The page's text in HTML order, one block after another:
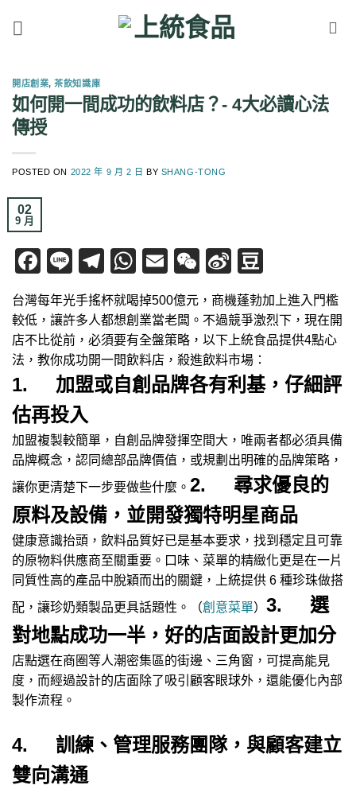
開店創業,茶飲知識庫
如何開一間成功的飲料店？- 4大必讀心法
傳授
POSTED ON 2022 年 9 月 2 日 BY SHANG-TONG
02
9 月
Facebook
LineTelegram
WhatsApp
EmailWeChat
Sina
Weibo
台灣每年光手搖杯就喝掉500億元，商機蓬勃加上進入門檻
較低，讓許多人都想創業當老闆。不過競爭激烈下，現在開
店不比從前，必須要有全盤策略，以下上統食品提供4點心
法，教你成功開一間飲料店，殺進飲料市場：
1. 加盟或自創品牌各有利基，仔細評
估再投入
加盟複製較簡單，自創品牌發揮空間大，唯兩者都必須具備
品牌概念，認同總部品牌價值，或規劃出明確的品牌策略，
讓你更清楚下一步要做些什麼。 2. 尋求優良的
原料及設備，並開發獨特明星商品
健康意識抬頭，飲料品質好已是基本要求，找到穩定且可靠
的原物料供應商至關重要。口味、菜單的精緻化更是在一片
同質性高的產品中脫穎而出的關鍵，上統提供 6 種珍珠做搭
配，讓珍奶類製品更具話題性。（創意菜單） 3. 選
對地點成功一半，好的店面設計更加分
店點選在商圈等人潮密集區的街邊、三角窗，可提高能見
度，而經過設計的店面除了吸引顧客眼球外，還能優化內部
製作流程。
4. 訓練、管理服務團隊，與顧客建立
雙向溝通